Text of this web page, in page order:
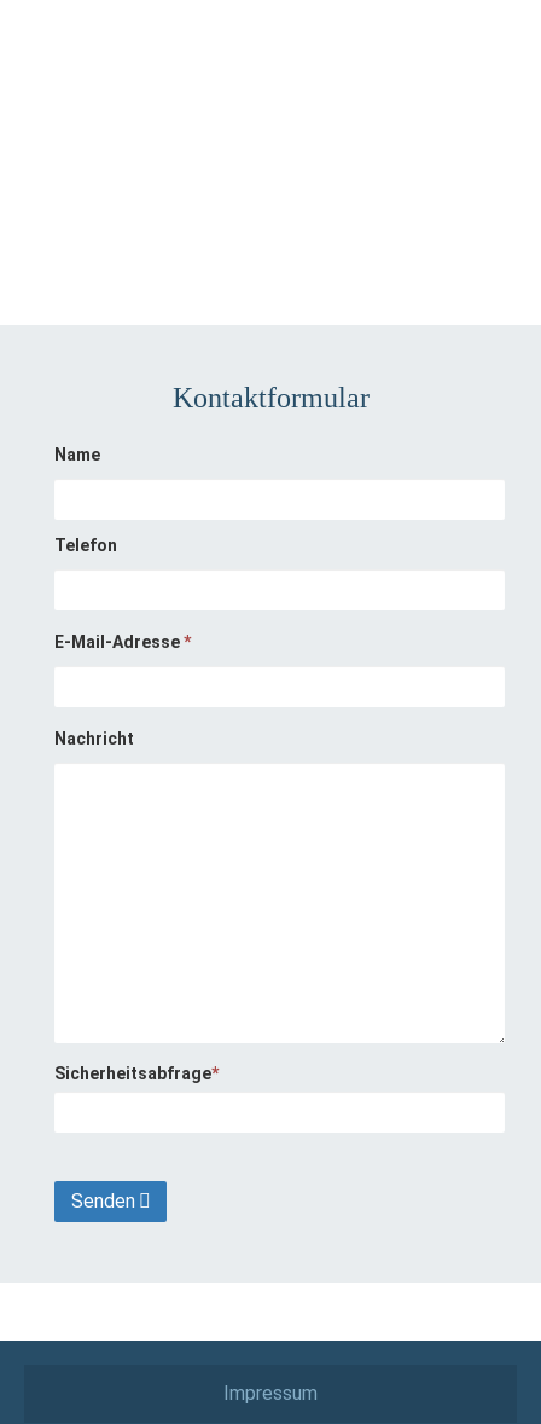
Kontaktformular
Name
Telefon
E-Mail-Adresse*
Nachricht
Sicherheitsabfrage*
Senden
Impressum